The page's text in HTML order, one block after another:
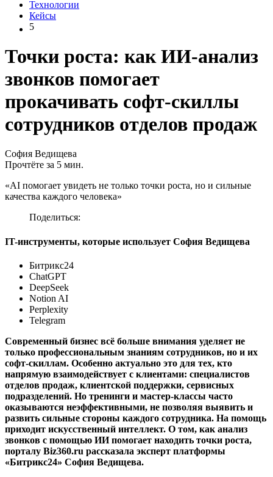
Технологии
Кейсы
5
Точки роста: как ИИ-анализ
звонков помогает
прокачивать софт-скиллы
сотрудников отделов продаж
София Ведищева
Прочтёте за 5 мин.
«AI помогает увидеть не только точки роста, но и сильные
качества каждого человека»
Поделиться:
IT-инструменты, которые использует София Ведищева
Битрикс24
ChatGPT
DeepSeek
Notion AI
Perplexity
Telegram
Современный бизнес всё больше внимания уделяет не
только профессиональным знаниям сотрудников, но и их
софт‑скиллам. Особенно актуально это для тех, кто
напрямую взаимодействует с клиентами: специалистов
отделов продаж, клиентской поддержки, сервисных
подразделений. Но тренинги и мастер-классы часто
оказываются неэффективными, не позволяя выявить и
развить сильные стороны каждого сотрудника. На помощь
приходит искусственный интеллект. О том, как анализ
звонков с помощью ИИ помогает находить точки роста,
порталу Biz360.ru рассказала эксперт платформы
«Битрикс24» София Ведищева.